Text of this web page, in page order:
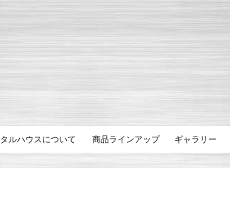
タルハウスについて 商品ラインアップ ギャラリー